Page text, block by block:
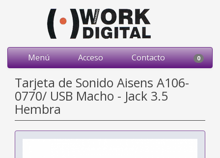
Menú Acceso Contacto 0
Tarjeta de Sonido Aisens A106-
0770/ USB Macho - Jack 3.5
Hembra